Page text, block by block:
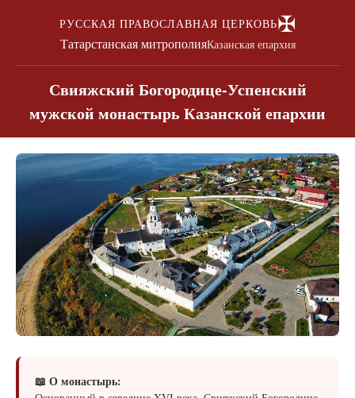
РУССКАЯ ПРАВОСЛАВНАЯ ЦЕРКОВЬ✠
Татарстанская митрополияКазанская епархия
Свияжский Богородице-Успенский
мужской монастырь Казанской епархии
📖 О монастырь: